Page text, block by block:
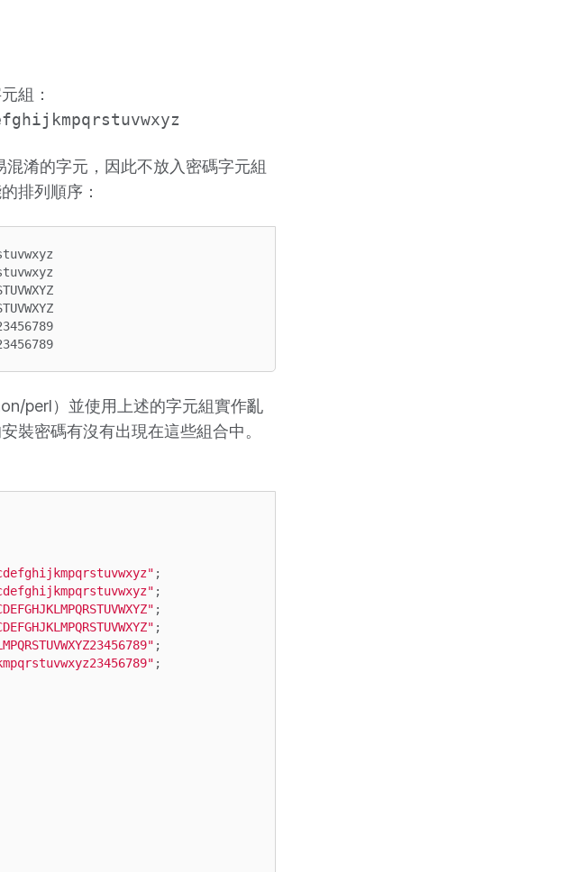
組：
淆的字元，因此不放入密碼字元組
排列順序：
perl）並使用上述的字元組實作亂
裝密碼有沒有出現在這些組合中。
;
;
;
;
;
;